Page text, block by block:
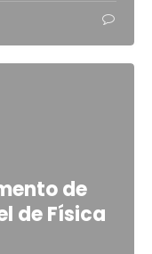
de
de Física